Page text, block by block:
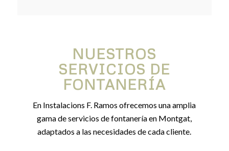
NUESTROS
SERVICIOS DE
FONTANERÍA
En Instalacions F. Ramos ofrecemos una amplia
gama de servicios de fontanería en Montgat,
adaptados a las necesidades de cada cliente.